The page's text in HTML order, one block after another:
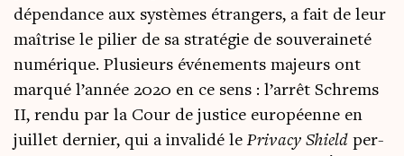
dépen­dance aux sys­tèmes étran­gers, a fait de leur
maî­trise le pilier de sa stra­té­gie de sou­ve­rai­ne­té
numé­rique. Plu­sieurs évé­ne­ments majeurs ont
mar­qué l’année 2020 en ce sens : l’arrêt Schrems
II, ren­du par la Cour de jus­tice euro­péenne en
juillet der­nier, qui a inva­li­dé le Pri­va­cy Shield per­